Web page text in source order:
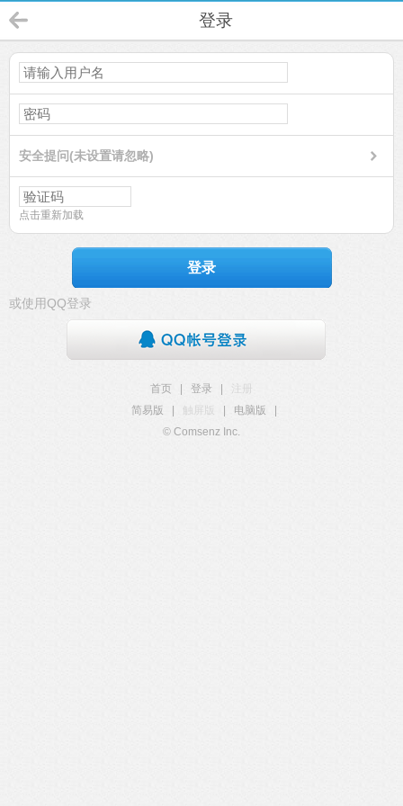
登录
安全提问(未设置请忽略)
点击重新加载
登录
或使用QQ登录
首页 登录
注册
简易版
触屏版 电脑版
© Comsenz Inc.